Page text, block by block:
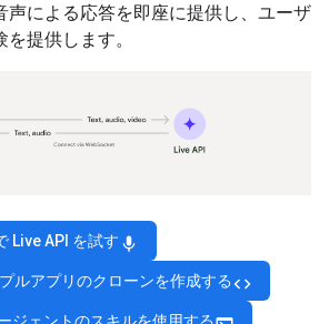
声による応答を即座に提供し、ユーザ
提供します。
Live API を試す mic
ルアプリのクローンを作成するcode